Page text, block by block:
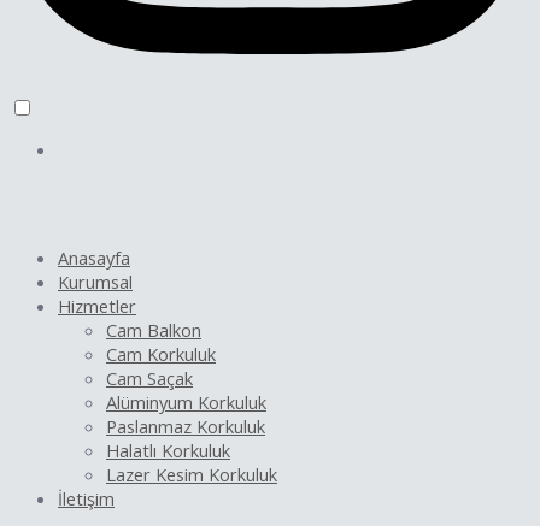
Anasayfa
Kurumsal
Hizmetler
Cam Balkon
Cam Korkuluk
Cam Saçak
Alüminyum Korkuluk
Paslanmaz Korkuluk
Halatlı Korkuluk
Lazer Kesim Korkuluk
İletişim